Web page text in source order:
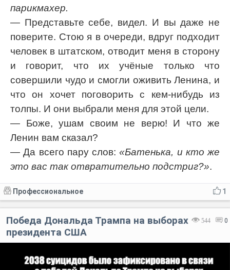
парикмахер.
— Представьте себе, видел. И вы даже не
поверите. Стою я в очереди, вдруг подходит
человек в штатском, отводит меня в сторону
и говорит, что их учёные только что
совершили чудо и смогли оживить Ленина, и
что он хочет поговорить с кем-нибудь из
толпы. И они выбрали меня для этой цели.
— Боже, ушам своим не верю! И что же
Ленин вам сказал?
— Да всего пару слов:«Батенька, и кто же
это вас так отвратительно подстриг?».
1
Профессиональное
544 0
Победа Дональда Трампа на выборах
президента США